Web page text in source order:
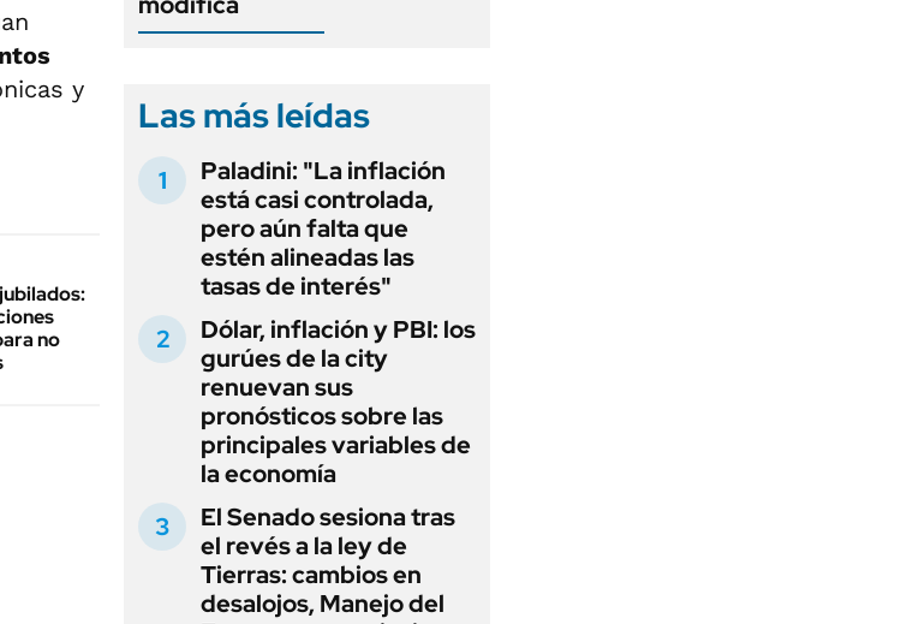
y
no
Las más leídas
Paladini: "La inflación
está casi controlada,
pero aún falta que
estén alineadas las
tasas de interés"
Dólar, inflación y PBI: los
gurúes de la city
renuevan sus
pronósticos sobre las
principales variables de
la economía
El Senado sesiona tras
el revés a la ley de
Tierras: cambios en
desalojos, Manejo del